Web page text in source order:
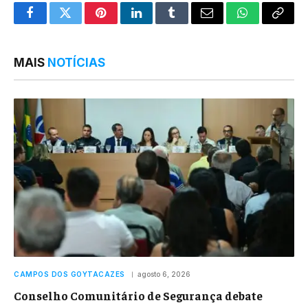
FacebookTwitterPinterestLinkedInTumblrEmail WhatsApp
Copy
MAIS NOTÍCIAS
CAMPOS DOS GOYTACAZES agosto 6, 2026
Conselho Comunitário de Segurança debate